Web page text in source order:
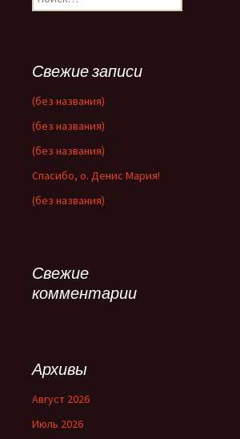
Свежие записи
(без названия)
(без названия)
(без названия)
Спасибо, о. Денис Мария!
(без названия)
Свежие
комментарии
Архивы
Август 2026
Июль 2026